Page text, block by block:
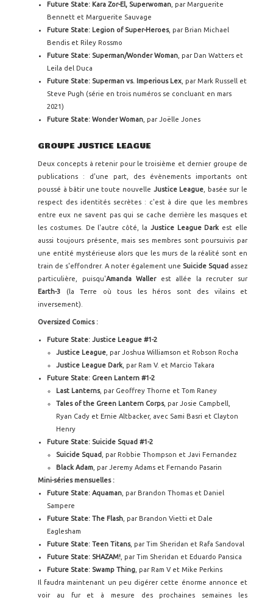
Future State: Kara Zor-El, Superwoman , par Marguerite
Bennett et Marguerite Sauvage
Future State: Legion of Super-Heroes, par Brian Michael
Bendis et Riley Rossmo
Future State: Superman/Wonder Woman , par Dan Watters et
Leila del Duca
Future State: Superman vs. Imperious Lex , par Mark Russell et
Steve Pugh (série en trois numéros se concluant en mars
2021)
Future State: Wonder Woman , par Joëlle Jones
GROUPE JUSTICE LEAGUE
Deux concepts à retenir pour le troisième et dernier groupe de
publications : d'une part, des évènements importants ont
poussé à bâtir une toute nouvelle Justice League , basée sur le
respect des identités secrètes : c'est à dire que les membres
entre eux ne savent pas qui se cache derrière les masques et
les costumes. De l'autre côté, la Justice League Dark est elle
aussi toujours présente, mais ses membres sont poursuivis par
une entité mystérieuse alors que les murs de la réalité sont en
train de s'effondrer. A noter également une Suicide Squad assez
particulière, puisqu'Amanda Waller
est allée la recruter sur
Earth-3
(la Terre où tous les héros sont des vilains et
inversement).
Oversized Comics :
Future State: Justice League #1-2
Justice League , par Joshua Williamson et Robson Rocha
Justice League Dark , par Ram V. et Marcio Takara
Future State: Green Lantern #1-2
Last Lanterns, par Geoffrey Thorne et Tom Raney
Tales of the Green Lantern Corps, par Josie Campbell,
Ryan Cady et Ernie Altbacker, avec Sami Basri et Clayton
Henry
Future State: Suicide Squad #1-2
Suicide Squad
, par Robbie Thompson et Javi Fernandez
Black Adam , par Jeremy Adams et Fernando Pasarin
Mini-séries mensuelles :
Future State: Aquaman , par Brandon Thomas et Daniel
Sampere
Future State: The Flash , par Brandon Vietti et Dale
Eaglesham
Future State: Teen Titans, par Tim Sheridan et Rafa Sandoval
Future State: SHAZAM! , par Tim Sheridan et Eduardo Pansica
Future State: Swamp Thing , par Ram V et Mike Perkins
Il faudra maintenant un peu digérer cette énorme annonce et
voir au fur et à mesure des prochaines semaines les